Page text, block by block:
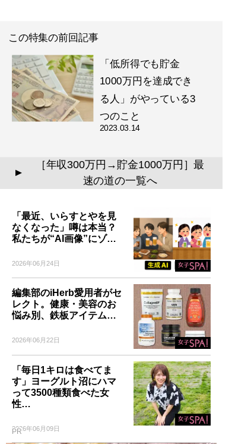
この特集の前回記事
「低所得でも貯金
1000万円を達成でき
る人」がやっている3
つのこと
2023.03.14
▲
［年収300万円→貯金1000万円］最
速の道の一覧へ
「最近、いらすとやを見
なくなった」噂は本当？
私たちが“AI画像”にゾ…
2026年06月24日
編集部のiHerb愛用者がセ
レクト。健康・美容のお
悩み別、鉄板アイテム…
2026年06月22日
「毎日1キロは食べてま
す」ヨーグルト沼にハマ
って3500種類食べた女
性…
2026年06月09日
PR